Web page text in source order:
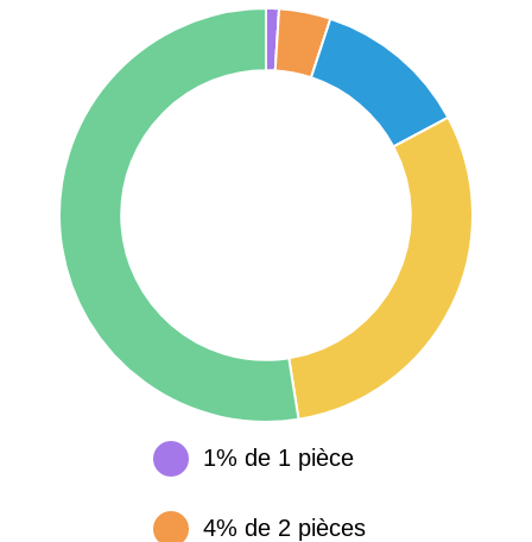
Paris
arrondissement
15 155 €
83000 - Toulon
38000 - Grenoble 3 382 €
1% de 1 pièce
4% de 2 pièces